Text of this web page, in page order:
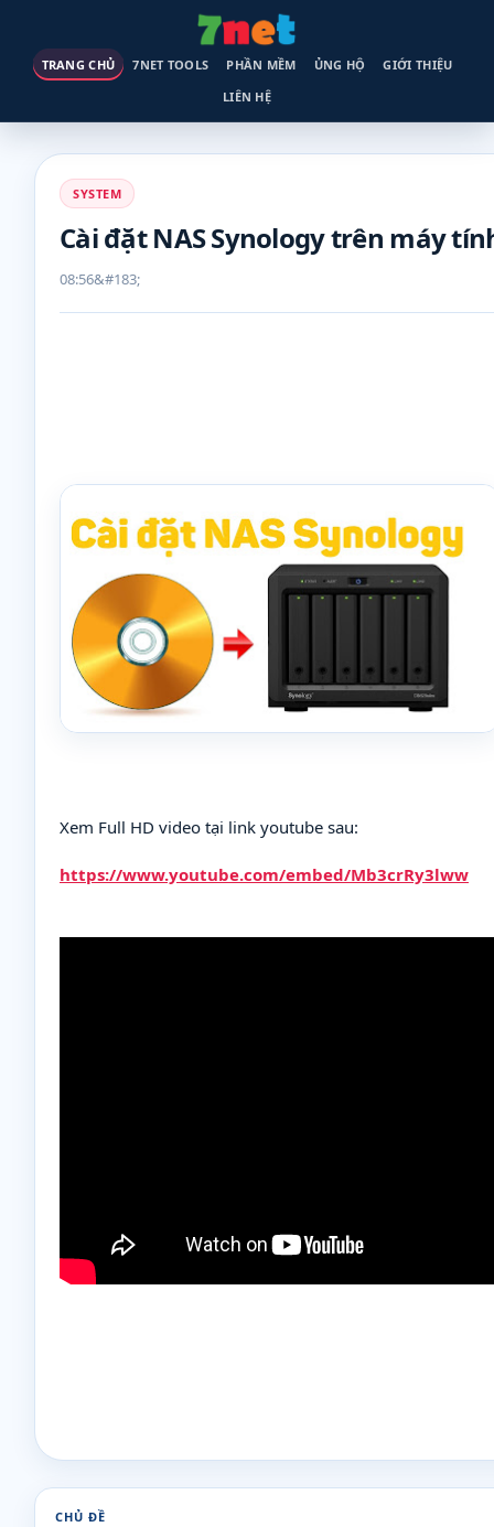
TRANG CHỦ 7NET TOOLS PHẦN MỀM ỦNG HỘ
GIỚI THIỆU
LIÊN HỆ
SYSTEM
Cài đặt NAS Synology trên máy
08:56
Xem Full HD video tại link youtube sau:
https://www.youtube.com/embed/Mb3crRy3lww
CHỦ ĐỀ